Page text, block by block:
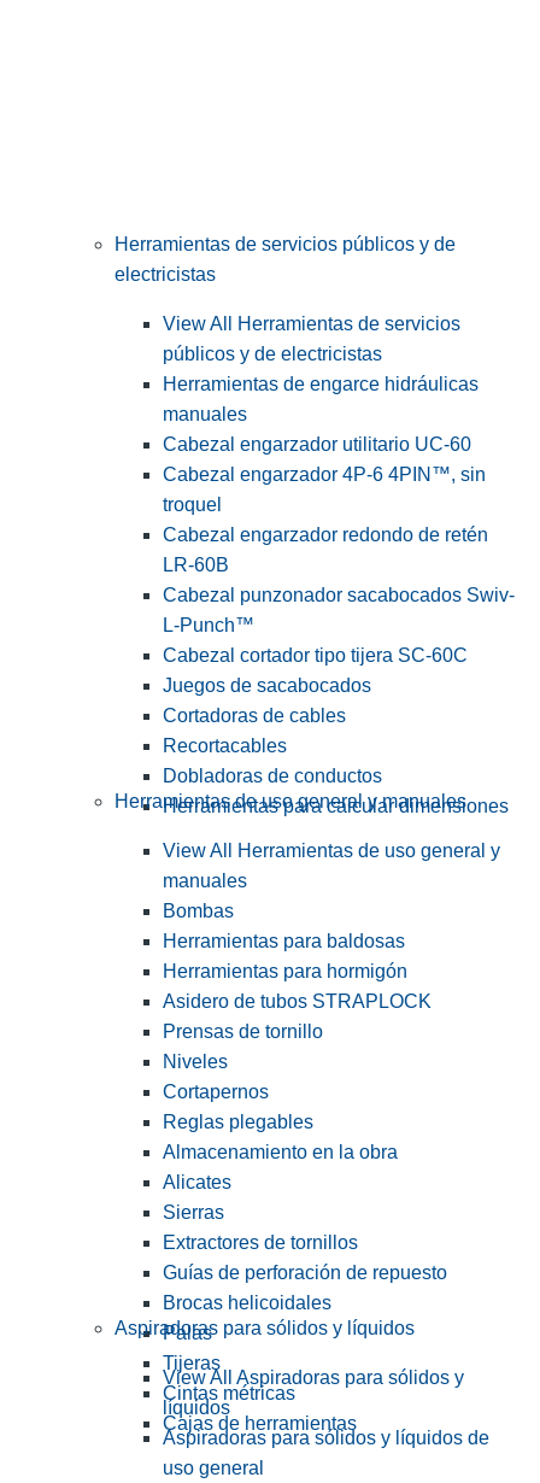
Herramientas de servicios públicos y de
electricistas
View All Herramientas de servicios
públicos y de electricistas
Herramientas de engarce hidráulicas
manuales
Cabezal engarzador utilitario UC-60
Cabezal engarzador 4P-6 4PIN™, sin
troquel
Cabezal engarzador redondo de retén
LR-60B
Cabezal punzonador sacabocados Swiv-
L-Punch™
Cabezal cortador tipo tijera SC-60C
Juegos de sacabocados
Cortadoras de cables
Recortacables
Dobladoras de conductos
Herramientas para calcular dimensiones
Herramientas de uso general y manuales
View All Herramientas de uso general y
manuales
Bombas
Herramientas para baldosas
Herramientas para hormigón
Asidero de tubos STRAPLOCK
Prensas de tornillo
Niveles
Cortapernos
Reglas plegables
Almacenamiento en la obra
Alicates
Sierras
Extractores de tornillos
Guías de perforación de repuesto
Brocas helicoidales
Palas
Tijeras
Cintas métricas
Cajas de herramientas
Aspiradoras para sólidos y líquidos
View All Aspiradoras para sólidos y
líquidos
Aspiradoras para sólidos y líquidos de
uso general